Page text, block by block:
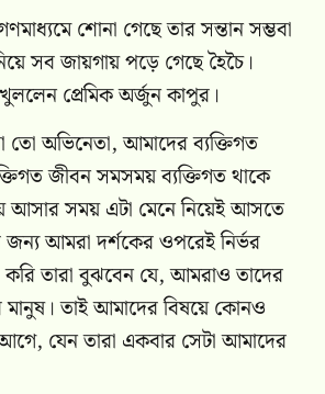
শোনা গেছে তার সন্তান সম্ভবা
সব জায়গায় পড়ে গেছে হৈচৈ।
প্রেমিক অর্জুন কাপুর।
তো অভিনেতা, আমাদের ব্যক্তিগত
জীবন সমসময় ব্যক্তিগত থাকে
আসার সময় এটা মেনে নিয়েই আসতে
জন্য আমরা দর্শকের ওপরেই নির্ভর
তারা বুঝবেন যে, আমরাও তাদের
তাই আমাদের বিষয়ে কোনও
যেন তারা একবার সেটা আমাদের